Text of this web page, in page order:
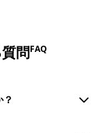
問FAQ